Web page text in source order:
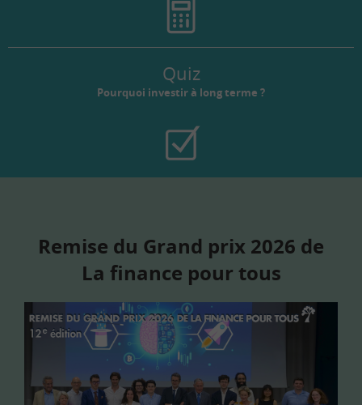
Quiz
Pourquoi investir à long terme ?
Remise du Grand prix 2026 de
La finance pour tous